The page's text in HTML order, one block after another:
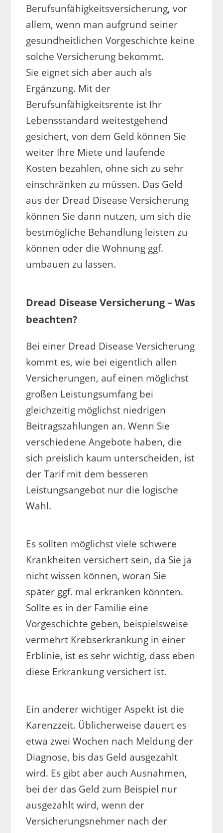
Berufsunfähigkeitsversicherung, vor
allem, wenn man aufgrund seiner
gesundheitlichen Vorgeschichte keine
solche Versicherung bekommt.
Sie eignet sich aber auch als
Ergänzung. Mit der
Berufsunfähigkeitsrente ist Ihr
Lebensstandard weitestgehend
gesichert, von dem Geld können Sie
weiter Ihre Miete und laufende
Kosten bezahlen, ohne sich zu sehr
einschränken zu müssen. Das Geld
aus der Dread Disease Versicherung
können Sie dann nutzen, um sich die
bestmögliche Behandlung leisten zu
können oder die Wohnung ggf.
umbauen zu lassen.
Dread Disease Versicherung – Was
beachten?
Bei einer Dread Disease Versicherung
kommt es, wie bei eigentlich allen
Versicherungen, auf einen möglichst
großen Leistungsumfang bei
gleichzeitig möglichst niedrigen
Beitragszahlungen an. Wenn Sie
verschiedene Angebote haben, die
sich preislich kaum unterscheiden, ist
der Tarif mit dem besseren
Leistungsangebot nur die logische
Wahl.
Es sollten möglichst viele schwere
Krankheiten versichert sein, da Sie ja
nicht wissen können, woran Sie
später ggf. mal erkranken könnten.
Sollte es in der Familie eine
Vorgeschichte geben, beispielsweise
vermehrt Krebserkrankung in einer
Erblinie, ist es sehr wichtig, dass eben
diese Erkrankung versichert ist.
Ein anderer wichtiger Aspekt ist die
Karenzzeit. Üblicherweise dauert es
etwa zwei Wochen nach Meldung der
Diagnose, bis das Geld ausgezahlt
wird. Es gibt aber auch Ausnahmen,
bei der das Geld zum Beispiel nur
ausgezahlt wird, wenn der
Versicherungsnehmer nach der